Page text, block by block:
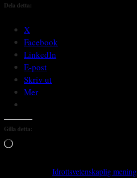
Dela detta:
X
Facebook
LinkedIn
E-post
Skriv ut
Mer
Gilla detta:
Laddar
Idrottsvetenskaplig mening